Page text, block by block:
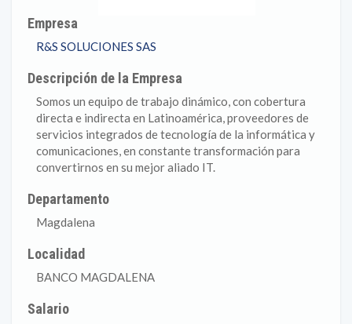
Empresa
R&S SOLUCIONES SAS
Descripción de la Empresa
Somos un equipo de trabajo dinámico, con cobertura
directa e indirecta en Latinoamérica, proveedores de
servicios integrados de tecnología de la informática y
comunicaciones, en constante transformación para
convertirnos en su mejor aliado IT.
Departamento
Magdalena
Localidad
BANCO MAGDALENA
Salario